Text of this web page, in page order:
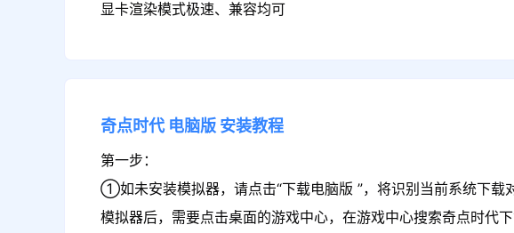
显卡渲染模式极速、兼容均可
奇点时代 电脑版 安装教程
第一步：
①如未安装模拟器，请点击“下载电脑版 ”，将识别当前系统下
模拟器后，需要点击桌面的游戏中心，在游戏中心搜索奇点时代下